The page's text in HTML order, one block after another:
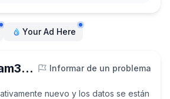
Your Ad Here
Acerca de Gam3Girl Ventures Informar de un problema
nuevo y los datos se están